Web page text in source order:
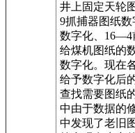
井上固定天轮
9抓捕器图纸
数字化、16—4
给煤机图纸的
数字化。现在
给予数字化后
查找需要图纸
中由于数据的
中发现了老旧